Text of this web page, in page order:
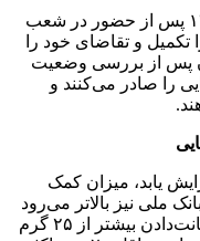
متقاضیان وام طلای بانک کارگشایی ۱۴۰۳ پس از حضور در شعب
و تقاضای خود را
پس از بررسی وضعیت
را صادر می‌کنند و
یابد، میزان کمک
ملی نیز بالاتر می‌رود
اما متقاضیان وام قرض‌الحسنه امکان امانت‌دادن بیشتر از ۲۵ گرم